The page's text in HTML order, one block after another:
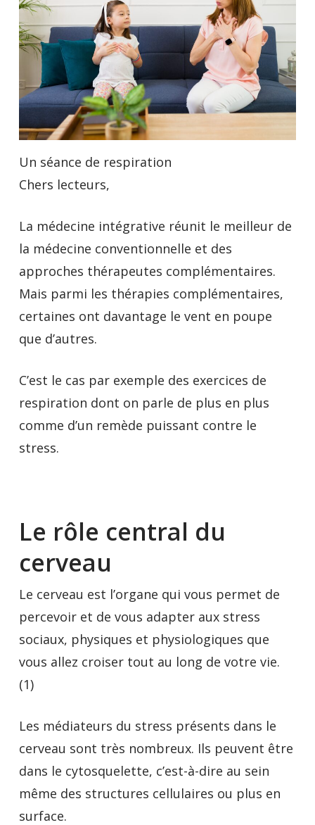
Un séance de respiration
Chers lecteurs,
La médecine intégrative réunit le meilleur de
la médecine conventionnelle et des
approches thérapeutes complémentaires.
Mais parmi les thérapies complémentaires,
certaines ont davantage le vent en poupe
que d’autres.
C’est le cas par exemple des exercices de
respiration dont on parle de plus en plus
comme d’un remède puissant contre le
stress.
Le rôle central du
cerveau
Le cerveau est l’organe qui vous permet de
percevoir et de vous adapter aux stress
sociaux, physiques et physiologiques que
vous allez croiser tout au long de votre vie.
(1)
Les médiateurs du stress présents dans le
cerveau sont très nombreux. Ils peuvent être
dans le cytosquelette, c’est-à-dire au sein
même des structures cellulaires ou plus en
surface.